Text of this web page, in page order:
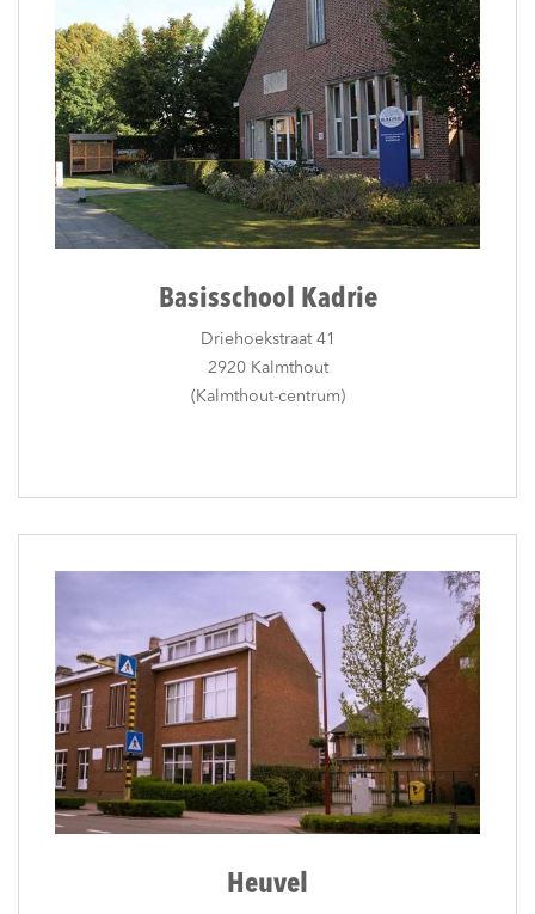
Basisschool Kadrie
Driehoekstraat 41
2920 Kalmthout
(Kalmthout-centrum)
Heuvel